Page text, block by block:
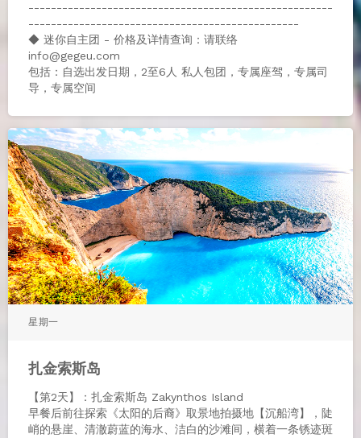
------------------------------------------------------
------------------------------------------------
◆ 迷你自主团 - 价格及详情查询：请联络
info@gegeu.com
包括：自选出发日期，2至6人 私人包团，专属座驾，专属司
导，专属空间
星期一
扎金索斯岛
【第2天】：扎金索斯岛 Zakynthos Island
早餐后前往探索《太阳的后裔》取景地拍摄地【沉船湾】，陡
峭的悬崖、清澈蔚蓝的海水、洁白的沙滩间，横着一条锈迹斑